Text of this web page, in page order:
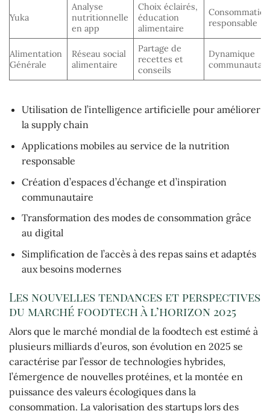
Yuka
Analyse
nutritionnelle
en app
Choix éclairés,
éducation
alimentaire
Consommation
responsable
Alimentation
Générale
Réseau social
alimentaire
Partage de
recettes et
conseils
Dynamique
Utilisation de l’intelligence artificielle pour améliorer
la supply chain
Applications mobiles au service de la nutrition
responsable
Création d’espaces d’échange et d’inspiration
communautaire
Transformation des modes de consommation grâce
au digital
Simplification de l’accès à des repas sains et adaptés
aux besoins modernes
Les nouvelles tendances et perspectives
du marché foodtech à l’horizon 2025
Alors que le marché mondial de la foodtech est estimé à
plusieurs milliards d’euros, son évolution en 2025 se
caractérise par l’essor de technologies hybrides,
l’émergence de nouvelles protéines, et la montée en
puissance des valeurs écologiques dans la
consommation. La valorisation des startups lors des